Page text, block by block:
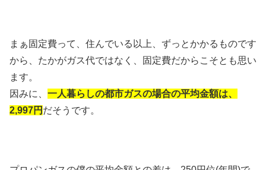
まぁ固定費って、住んでいる以上、ずっとかかるものです
から、たかがガス代ではなく、固定費だからこそとも思い
ます。
因みに、 一人暮らしの都市ガスの場合の平均金額は、
2,997円 だそうです。